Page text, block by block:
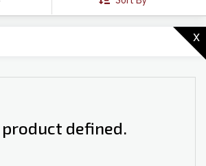
x
product defined.